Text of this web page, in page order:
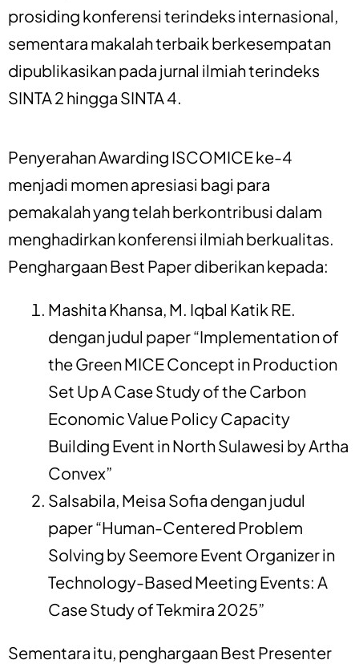
prosiding konferensi terindeks internasional,
sementara makalah terbaik berkesempatan
dipublikasikan pada jurnal ilmiah terindeks
SINTA 2 hingga SINTA 4.
Penyerahan Awarding ISCOMICE ke-4
menjadi momen apresiasi bagi para
pemakalah yang telah berkontribusi dalam
menghadirkan konferensi ilmiah berkualitas.
Penghargaan Best Paper diberikan kepada:
Mashita Khansa, M. Iqbal Katik RE.
dengan judul paper “Implementation of
the Green MICE Concept in Production
Set Up A Case Study of the Carbon
Economic Value Policy Capacity
Building Event in North Sulawesi by Artha
Convex”
Salsabila, Meisa Sofia dengan judul
paper “Human-Centered Problem
Solving by Seemore Event Organizer in
Technology-Based Meeting Events: A
Case Study of Tekmira 2025”
Sementara itu, penghargaan Best Presenter